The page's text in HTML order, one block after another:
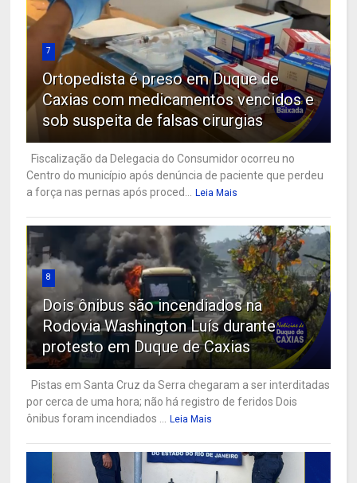
7
Ortopedista é preso em Duque de
Caxias com medicamentos vencidos e
sob suspeita de falsas cirurgias
Fiscalização da Delegacia do Consumidor ocorreu no
Centro do município após denúncia de paciente que perdeu
a força nas pernas após proced...
Leia Mais
8
Dois ônibus são incendiados na
Rodovia Washington Luís durante
protesto em Duque de Caxias
Pistas em Santa Cruz da Serra chegaram a ser interditadas
por cerca de uma hora; não há registro de feridos Dois
ônibus foram incendiados ...
Leia Mais